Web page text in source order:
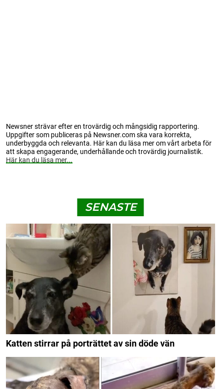
Newsner strävar efter en trovärdig och mångsidig rapportering.
Uppgifter som publiceras på Newsner.com ska vara korrekta,
underbyggda och relevanta. Här kan du läsa mer om vårt arbeta för
att skapa engagerande, underhållande och trovärdig journalistik.
Här kan du läsa mer...
SENASTE
Katten stirrar på porträttet av sin döde vän